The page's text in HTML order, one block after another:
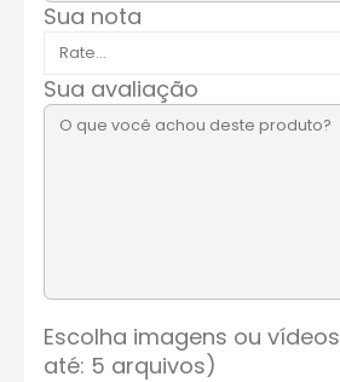
Sua nota
Sua avaliação
Escolha imagens ou
até: 5 arquivos)